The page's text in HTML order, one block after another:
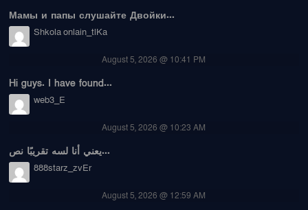
Мамы и папы слушайте Двойки...
Shkola onlain_tlKa
August 5, 2026 @ 10:41 PM
Hi guys. I have found...
web3_E
August 5, 2026 @ 10:23 AM
يعني أنا لسه تقريبًا نص...
888starz_zvEr
August 5, 2026 @ 12:59 AM